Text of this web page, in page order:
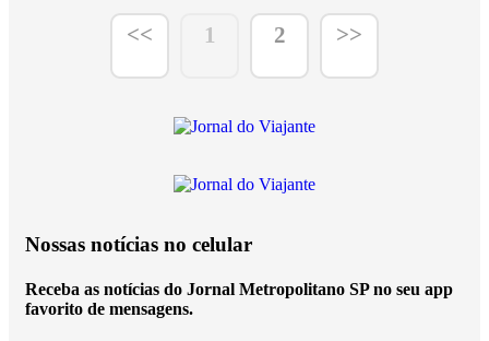
<< 1 2 >>
Nossas notícias no celular
Receba as notícias do Jornal Metropolitano SP no seu app
favorito de mensagens.